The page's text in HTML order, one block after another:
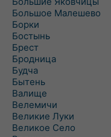
Большое Малешево
Борки
Бостынь
Брест
Бродница
Будча
Бытень
Валище
Велемичи
Великие Луки
Великое Село